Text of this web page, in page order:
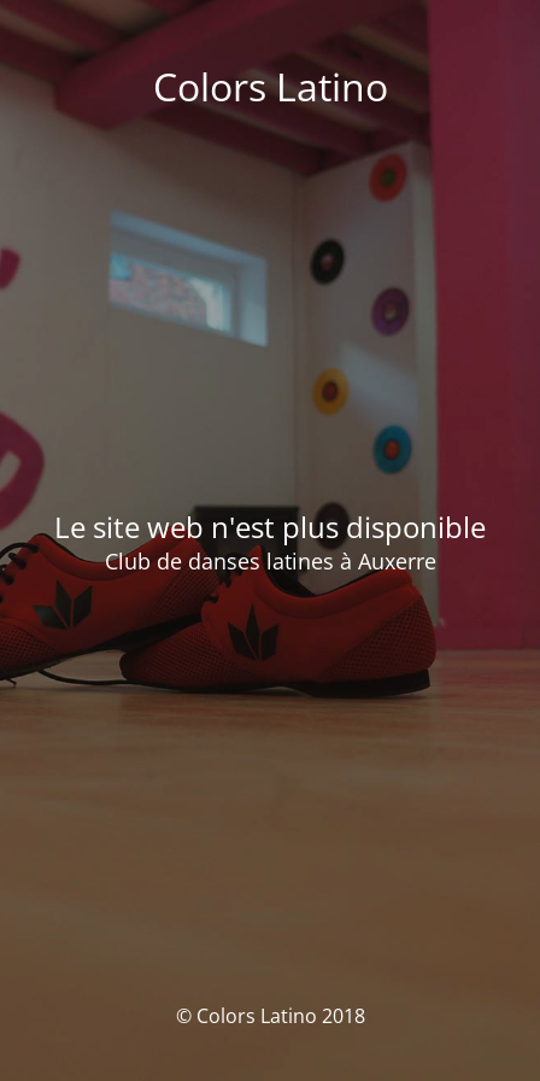
Colors Latino
Le site web n'est plus disponible
Club de danses latines à Auxerre
© Colors Latino 2018